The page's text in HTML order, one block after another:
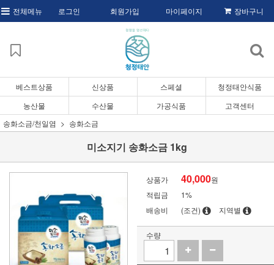
전체메뉴 로그인 회원가입 마이페이지 장바구니
베스트상품 신상품 스페셜
청정태안식품
농산물
수산물 가공식품
고객센터
송화소금/천일염
송화소금
미소지기 송화소금 1kg
상품가 40,000원
적립금
1%
배송비
(조건) 지역별
수량